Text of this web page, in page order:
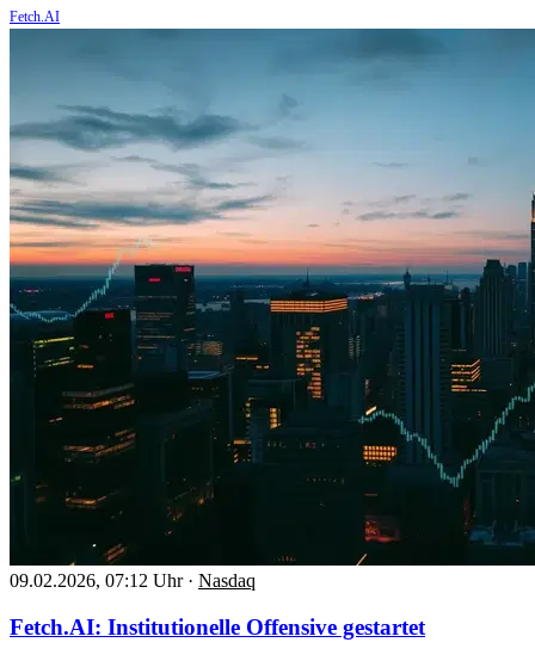
Fetch.AI
09.02.2026, 07:12 Uhr · Nasdaq
Fetch.AI: Institutionelle Offensive gestartet